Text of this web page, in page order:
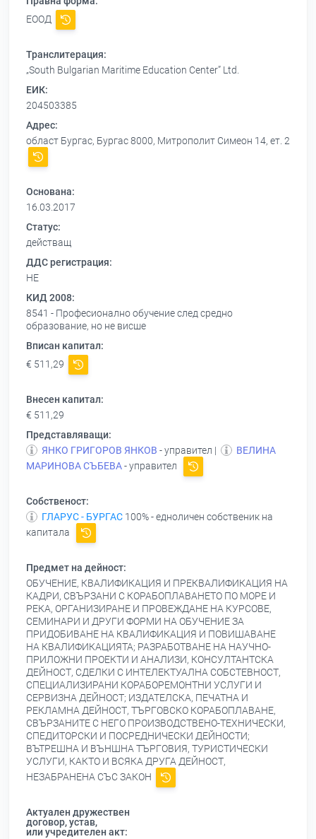
ЕООД
Транслитерация:
„South Bulgarian Maritime Education Center” Ltd.
ЕИК:
204503385
Адрес:
област Бургас, Бургас 8000, Митрополит Симеон 14, ет. 2
Основана:
16.03.2017
Статус:
действащ
ДДС регистрация:
НЕ
КИД 2008:
8541 - Професионално обучение след средно
образование, но не висше
Вписан капитал:
€ 511,29
Внесен капитал:
€ 511,29
Представляващи:
ЯНКО ГРИГОРОВ ЯНКОВ - управител |
ВЕЛИНА
МАРИНОВА СЪБЕВА- управител
Собственост:
ГЛАРУС - БУРГАС 100% - едноличен собственик на
капитала
Предмет на дейност:
ОБУЧЕНИЕ, КВАЛИФИКАЦИЯ И ПРЕКВАЛИФИКАЦИЯ НА
КАДРИ, СВЪРЗАНИ С КОРАБОПЛАВАНЕТО ПО МОРЕ И
РЕКА, ОРГАНИЗИРАНЕ И ПРОВЕЖДАНЕ НА КУРСОВЕ,
СЕМИНАРИ И ДРУГИ ФОРМИ НА ОБУЧЕНИЕ ЗА
ПРИДОБИВАНЕ НА КВАЛИФИКАЦИЯ И ПОВИШАВАНЕ
НА КВАЛИФИКАЦИЯТА; РАЗРАБОТВАНЕ НА НАУЧНО-
ПРИЛОЖНИ ПРОЕКТИ И АНАЛИЗИ, КОНСУЛТАНТСКА
ДЕЙНОСТ, СДЕЛКИ С ИНТЕЛЕКТУАЛНА СОБСТЕВНОСТ,
СПЕЦИАЛИЗИРАНИ КОРАБОРЕМОНТНИ УСЛУГИ И
СЕРВИЗНА ДЕЙНОСТ; ИЗДАТЕЛСКА, ПЕЧАТНА И
РЕКЛАМНА ДЕЙНОСТ, ТЪРГОВСКО КОРАБОПЛАВАНЕ,
СВЪРЗАНИТЕ С НЕГО ПРОИЗВОДСТВЕНО-ТЕХНИЧЕСКИ,
СПЕДИТОРСКИ И ПОСРЕДНИЧЕСКИ ДЕЙНОСТИ;
ВЪТРЕШНА И ВЪНШНА ТЪРГОВИЯ, ТУРИСТИЧЕСКИ
УСЛУГИ, КАКТО И ВСЯКА ДРУГА ДЕЙНОСТ,
НЕЗАБРАНЕНА СЪС ЗАКОН
Актуален дружествен
договор, устав,
или учредителен акт: